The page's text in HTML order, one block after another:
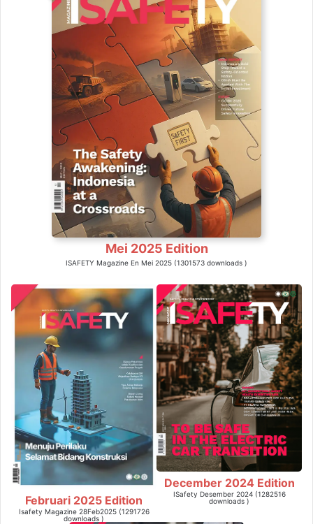
Mei 2025 Edition
ISAFETY Magazine En Mei 2025 (1301573 downloads )
Februari 2025 Edition
Isafety Magazine 28Feb2025 (1291726
downloads )
December 2024 Edition
ISafety Desember 2024 (1282516
downloads )